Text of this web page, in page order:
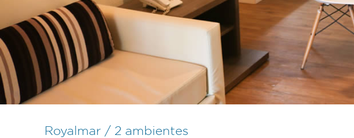
Royalmar / 2 ambientes